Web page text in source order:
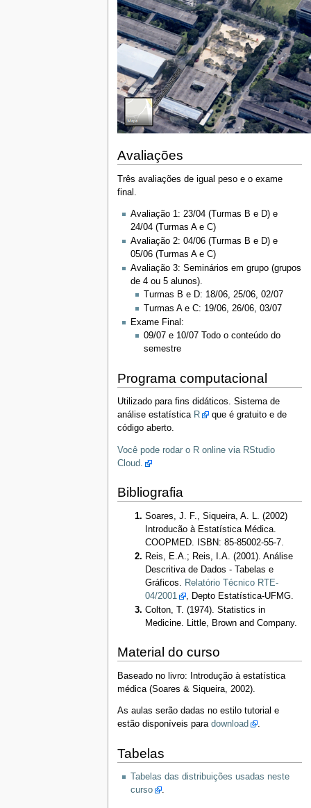
Avaliações
Três avaliações de igual peso e o exame
final.
Avaliação 1: 23/04 (Turmas B e D) e
24/04 (Turmas A e C)
Avaliação 2: 04/06 (Turmas B e D) e
05/06 (Turmas A e C)
Avaliação 3: Seminários em grupo (grupos
de 4 ou 5 alunos).
Turmas B e D: 18/06, 25/06, 02/07
Turmas A e C: 19/06, 26/06, 03/07
Exame Final:
09/07 e 10/07 Todo o conteúdo do
semestre
Programa computacional
Utilizado para fins didáticos. Sistema de
análise estatística R
que é gratuito e de
código aberto.
Você pode rodar o R online via RStudio
Cloud.
Bibliografia
Soares, J. F., Siqueira, A. L. (2002)
Introducão à Estatística Médica.
COOPMED. ISBN: 85-85002-55-7.
Reis, E.A.; Reis, I.A. (2001). Análise
Descritiva de Dados - Tabelas e
Gráficos. Relatório Técnico RTE-
04/2001
, Depto Estatística-UFMG.
Colton, T. (1974). Statistics in
Medicine. Little, Brown and Company.
Material do curso
Baseado no livro: Introdução à estatística
médica (Soares & Siqueira, 2002).
As aulas serão dadas no estilo tutorial e
estão disponíveis para download .
Tabelas
Tabelas das distribuições usadas neste
curso
.